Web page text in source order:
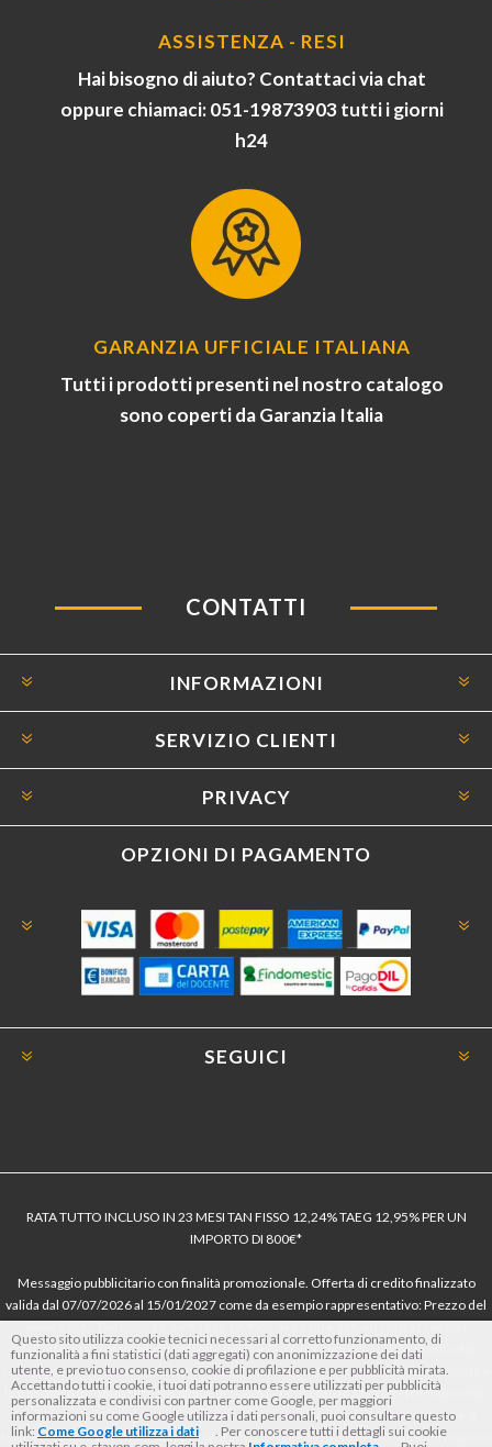
ASSISTENZA - RESI
Hai bisogno di aiuto? Contattaci via chat
oppure chiamaci: 051-19873903 tutti i giorni
h24
GARANZIA UFFICIALE ITALIANA
Tutti i prodotti presenti nel nostro catalogo
sono coperti da Garanzia Italia
CONTATTI
INFORMAZIONI
SERVIZIO CLIENTI
PRIVACY
OPZIONI DI PAGAMENTO
SEGUICI
RATA TUTTO INCLUSO IN 23 MESI TAN FISSO 12,24% TAEG 12,95% PER UN
IMPORTO DI 800€*
Messaggio pubblicitario con finalità promozionale. Offerta di credito finalizzato
valida dal 07/07/2026 al 15/01/2027 come da esempio rappresentativo: Prezzo del
dell’offerta azzerati. Importo totale del credito € 800. Importo totale dovuto dal
Consumatore € 920. Decorrenza media della prima rata a 90 giorni. Al fine di gestire
le tue spese in modo responsabile e di conoscere eventuali altre offerte disponibili,
Findomestic ti ricorda, prima di sottoscrivere il contratto, di prendere visione di
tutte le condizioni economiche e contrattuali, facendo riferimento alle Informazioni
Questo sito utilizza cookie tecnici necessari al corretto funzionamento, di
funzionalità a fini statistici (dati aggregati) con anonimizzazione dei dati
utente, e previo tuo consenso, cookie di profilazione e per pubblicità mirata.
Accettando tutti i cookie, i tuoi dati potranno essere utilizzati per pubblicità
personalizzata e condivisi con partner come Google, per maggiori
informazioni su come Google utilizza i dati personali, puoi consultare questo
link: Come Google utilizza i dati
. Per conoscere tutti i dettagli sui cookie